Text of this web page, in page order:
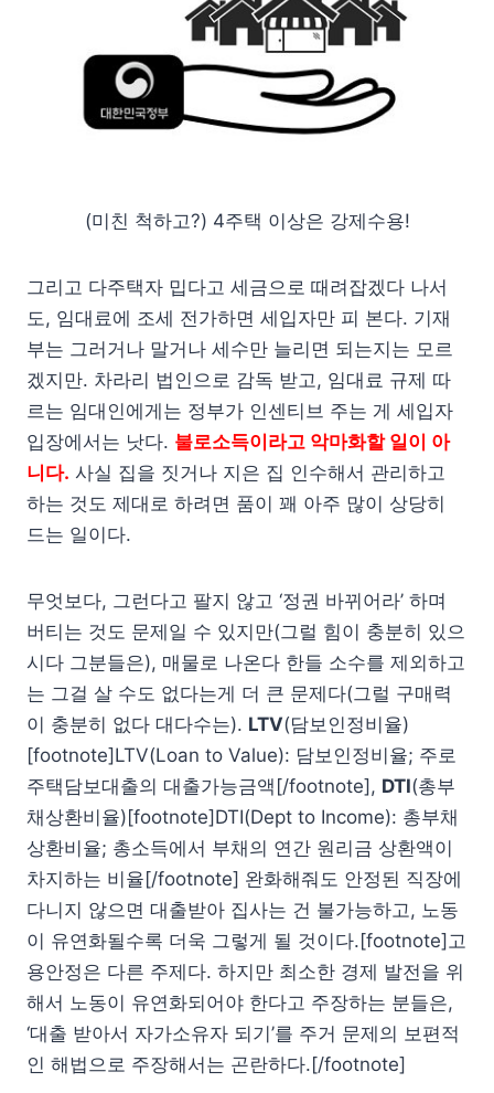
(미친 척하고?) 4주택 이상은 강제수용!
그리고 다주택자 밉다고 세금으로 때려잡겠다 나서
도, 임대료에 조세 전가하면 세입자만 피 본다. 기재
부는 그러거나 말거나 세수만 늘리면 되는지는 모르
겠지만. 차라리 법인으로 감독 받고, 임대료 규제 따
르는 임대인에게는 정부가 인센티브 주는 게 세입자
입장에서는 낫다. 불로소득이라고 악마화할 일이 아
니다. 사실 집을 짓거나 지은 집 인수해서 관리하고
하는 것도 제대로 하려면 품이 꽤 아주 많이 상당히
드는 일이다.
무엇보다, 그런다고 팔지 않고 ‘정권 바뀌어라’ 하며
버티는 것도 문제일 수 있지만(그럴 힘이 충분히 있으
시다 그분들은), 매물로 나온다 한들 소수를 제외하고
는 그걸 살 수도 없다는게 더 큰 문제다(그럴 구매력
이 충분히 없다 대다수는). LTV(담보인정비율)
[footnote]LTV(Loan to Value): 담보인정비율; 주로
주택담보대출의 대출가능금액[/footnote], DTI(총부
채상환비율)[footnote]DTI(Dept to Income): 총부채
상환비율; 총소득에서 부채의 연간 원리금 상환액이
차지하는 비율[/footnote] 완화해줘도 안정된 직장에
다니지 않으면 대출받아 집사는 건 불가능하고, 노동
이 유연화될수록 더욱 그렇게 될 것이다.[footnote]고
용안정은 다른 주제다. 하지만 최소한 경제 발전을 위
해서 노동이 유연화되어야 한다고 주장하는 분들은,
‘대출 받아서 자가소유자 되기’를 주거 문제의 보편적
인 해법으로 주장해서는 곤란하다.[/footnote]